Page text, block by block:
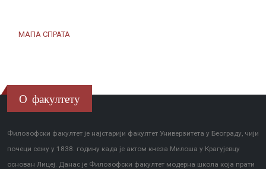
МАПА СПРАТА
О факултету
Филозофски факултет је најстарији факултет Универзитета у Београду, чији
почеци сежу у 1838. годину када је актом кнеза Милоша у Крагујевцу
основан Лицеј. Данас је Филозофски факултет модерна школа која прати